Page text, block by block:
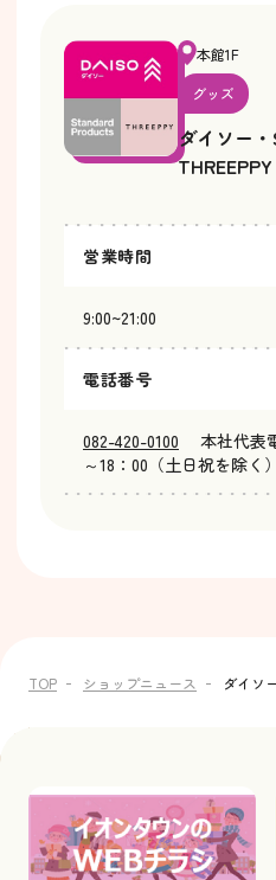
本館1F
グッズ
ダイソー
THREEPPY
営業時間
9:00~21:00
電話番号
082-420-0100
本社代
～18：00（土日祝を除く）
TOP ショップニュース ダイソ